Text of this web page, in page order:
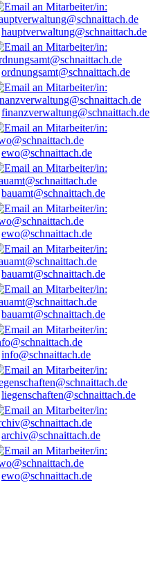
hauptverwaltung@schnaittach.de
ordnungsamt@schnaittach.de
finanzverwaltung@schnaittach.de
ewo@schnaittach.de
bauamt@schnaittach.de
ewo@schnaittach.de
bauamt@schnaittach.de
bauamt@schnaittach.de
info@schnaittach.de
liegenschaften@schnaittach.de
archiv@schnaittach.de
ewo@schnaittach.de